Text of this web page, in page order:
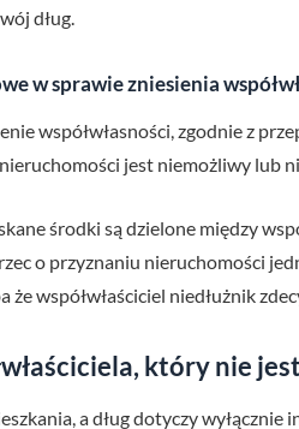
dług.
w sprawie zniesienia
współwłasności, zgodnie z
nieruchomości jest niemożliwy lub
środki są dzielone między
o przyznaniu nieruchomości
współwłaściciel niedłużnik
który nie
a dług dotyczy